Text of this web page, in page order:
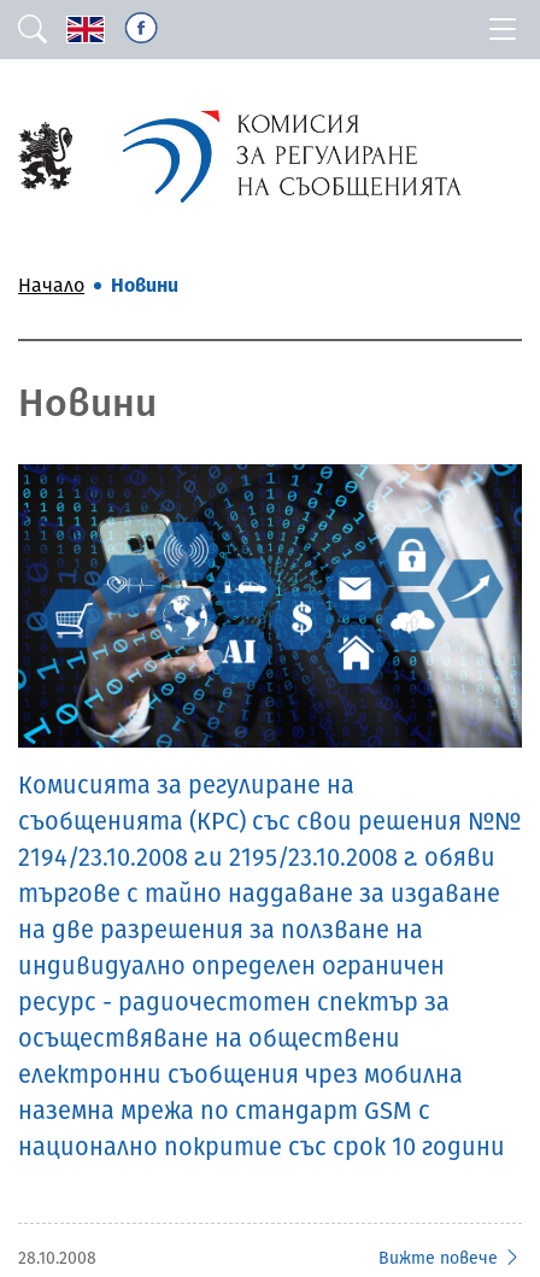
Начало Новини
Новини
Комисията за регулиране на
съобщенията (КРС) със свои решения №№
2194/23.10.2008 г.и 2195/23.10.2008 г. обяви
търгове с тайно наддаване за издаване
на две разрешения за ползване на
индивидуално определен ограничен
ресурс - радиочестотен спектър за
осъществяване на обществени
електронни съобщения чрез мобилна
наземна мрежа по стандарт GSM с
национално покритие със срок 10 години
28.10.2008 Вижте повече